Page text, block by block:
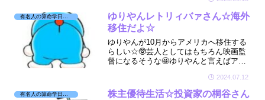
ゆりやんレトリィバァさん☆海外
移住だよ☆
ゆりやんが10月からアメリカへ移住する
らしい☆🥸芸人としてはもちろん映画監
督になるそうな🤩ゆりやんと言えばアメ
て話題になりました☆🤡そんなゆりやん
の星をちょこっと拝見しましたよ☆
2024.07.12
有名人の算命学日記☆
株主優待生活☆投資家の桐谷さん